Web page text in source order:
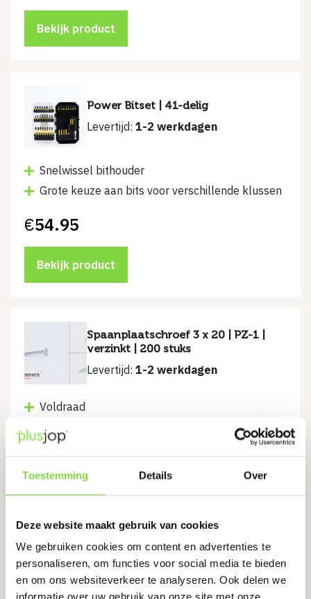
Toestemming Details Over
Deze website maakt gebruik van cookies
We gebruiken cookies om content en advertenties te
personaliseren, om functies voor social media te bieden
en om ons websiteverkeer te analyseren. Ook delen we
informatie over uw gebruik van onze site met onze
Bekijk product
Power Bitset | 41-delig
Levertijd: 1-2 werkdagen
Snelwissel bithouder
Grote keuze aan bits voor verschillende klussen
€54.95
Bekijk product
Spaanplaatschroef 3 x 20 | PZ-1 |
verzinkt | 200 stuks
Levertijd: 1-2 werkdagen
Voldraad
Verzinkte afwerking
PZ-1 aandrijving
€2.27
Bekijk product
Spaanplaatschroef 3 x 20 | TX10 |